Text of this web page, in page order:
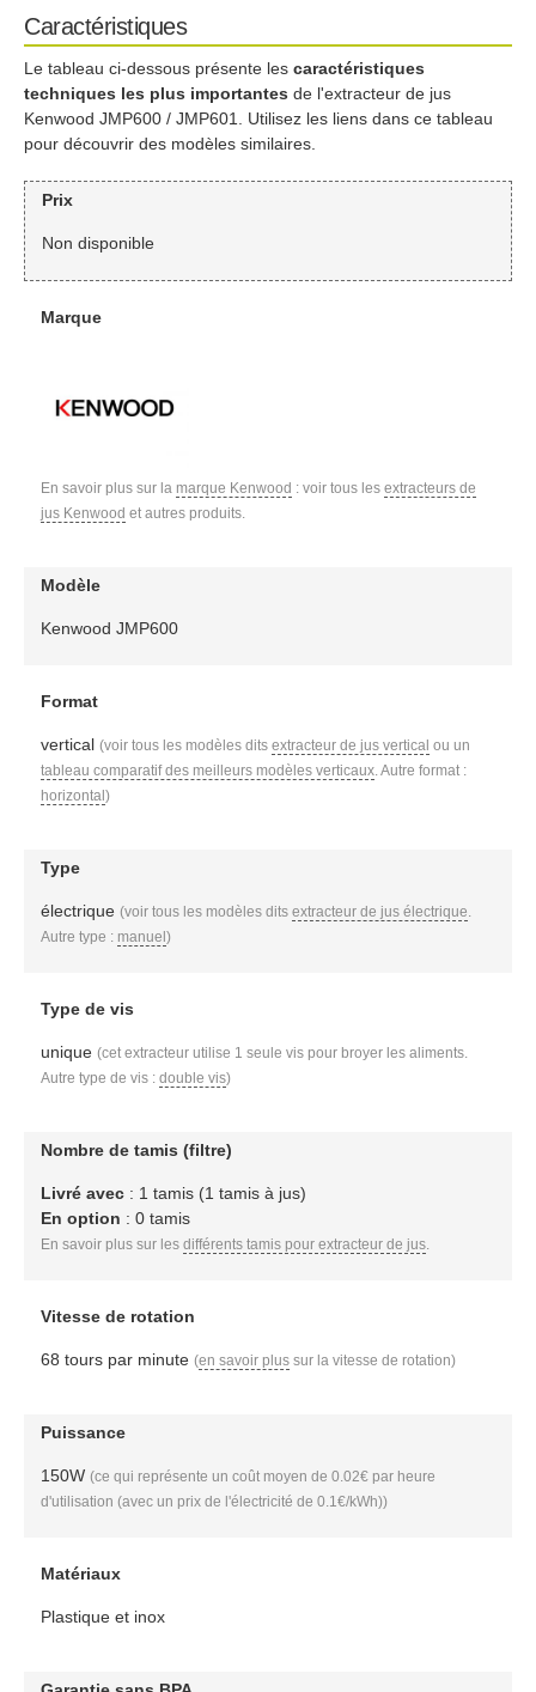
Caractéristiques
Le tableau ci-dessous présente les caractéristiques
techniques les plus importantes de l'extracteur de jus
Kenwood JMP600 / JMP601. Utilisez les liens dans ce tableau
pour découvrir des modèles similaires.
Prix
Non disponible
Marque
En savoir plus sur la marque Kenwood : voir tous les extracteurs de
jus Kenwood et autres produits.
Modèle
Kenwood JMP600
Format
vertical (voir tous les modèles dits extracteur de jus vertical ou un
tableau comparatif des meilleurs modèles verticaux. Autre format :
horizontal)
Type
électrique (voir tous les modèles dits extracteur de jus électrique.
Autre type : manuel)
Type de vis
unique (cet extracteur utilise 1 seule vis pour broyer les aliments.
Autre type de vis : double vis)
Nombre de tamis (filtre)
Livré avec: 1 tamis (1 tamis à jus)
En option : 0 tamis
En savoir plus sur les différents tamis pour extracteur de jus.
Vitesse de rotation
68 tours par minute (en savoir plussur la vitesse de rotation)
Puissance
150W (ce qui représente un coût moyen de 0.02€ par heure
d'utilisation (avec un prix de l'électricité de 0.1€/kWh))
Matériaux
Plastique et inox